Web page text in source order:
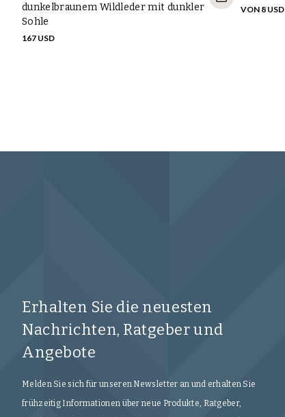
dunkelbraunem Wildleder mit dunkler
Sohle
167 USD
VON 8 USD
Erhalten Sie die neuesten
Nachrichten, Ratgeber und
Angebote
Melden Sie sich für unseren Newsletter an und erhalten Sie
frühzeitig Informationen über neue Produkte, Ratgeber,